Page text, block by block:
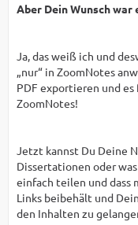
Aber Dein Wunsch war
Ja, das weiß ich und
„nur“ in ZoomNotes
PDF exportieren und
ZoomNotes!
Jetzt kannst Du Deine
Dissertationen oder
einfach teilen und dass
Links beibehält und
den Inhalten zu